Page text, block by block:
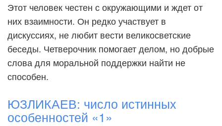
Этот человек честен с окружающими и ждет от
них взаимности. Он редко участвует в
дискуссиях, не любит вести великосветские
беседы. Четверочник помогает делом, но добрые
слова для моральной поддержки найти не
способен.
ЮЗЛИКАЕВ: число истинных
особенностей «1»